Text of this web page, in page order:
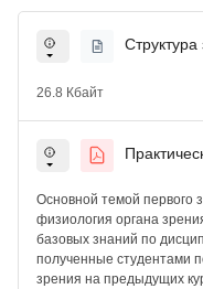
Структура
26.8 Кбайт
Основной темой первого
физиология органа
базовых знаний по
полученные студентами
зрения на предыдущих